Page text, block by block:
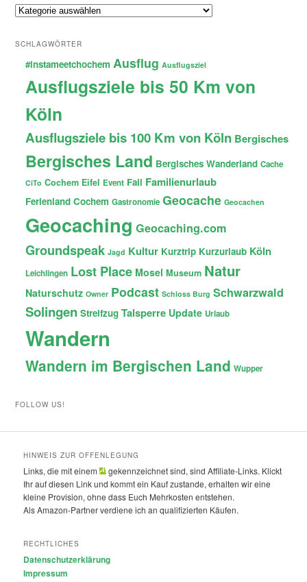
Themen
SCHLAGWÖRTER
#instameetchochem Ausflug Ausflugsziel
Ausflugsziele bis 50 Km von
Köln
Ausflugsziele bis 100 Km von Köln Bergisches
Bergisches Land Bergisches Wanderland Cache
CiTo Cochem Eifel Event Fail Familienurlaub
Ferienland Cochem Gastronomie Geocache Geocachen
Geocaching Geocaching.com
Groundspeak Jagd Kultur Kurztrip Kurzurlaub Köln
Leichlingen Lost Place Mosel Museum Natur
Naturschutz Owner Podcast Schloss Burg Schwarzwald
Solingen Streifzug Talsperre Update Urlaub
Wandern
Wandern im Bergischen Land Wupper
FOLLOW US!
HINWEIS ZUR OFFENLEGUNG
Links, die mit einem
gekennzeichnet sind, sind Affiliate-Links. Klickt
Ihr auf diesen Link und kommt ein Kauf zustande, erhalten wir eine
kleine Provision, ohne dass Euch Mehrkosten entstehen.
Als Amazon-Partner verdiene ich an qualifizierten Käufen.
RECHTLICHES
Datenschutzerklärung
Impressum